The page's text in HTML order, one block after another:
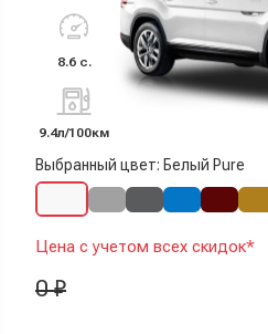
8.6 с.
9.4л/100км
Выбранный цвет: Белый Pure
Цена с учетом всех скидок*
0 ₽